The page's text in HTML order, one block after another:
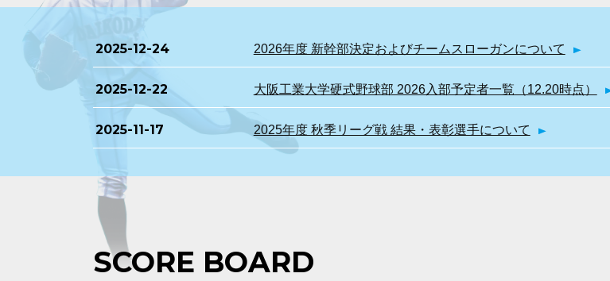
2025-12-24 2026年度 新幹部決定およびチームスローガンについて
2025-12-22 大阪工業大学硬式野球部 2026入部予定者一覧（12.20時点）
2025-11-17 2025年度 秋季リーグ戦 結果・表彰選手について
SCORE BOARD